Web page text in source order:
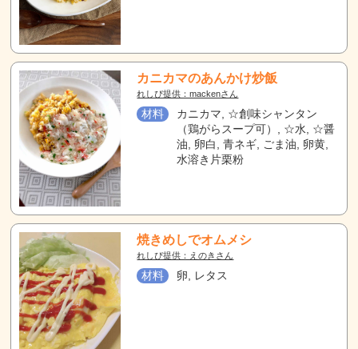
カニカマのあんかけ炒飯
れしぴ提供：mackenさん
材料
カニカマ, ☆創味シャンタン
（鶏がらスープ可）, ☆水, ☆醤
油, 卵白, 青ネギ, ごま油, 卵黄,
水溶き片栗粉
焼きめしでオムメシ
れしぴ提供：えのきさん
材料 卵, レタス